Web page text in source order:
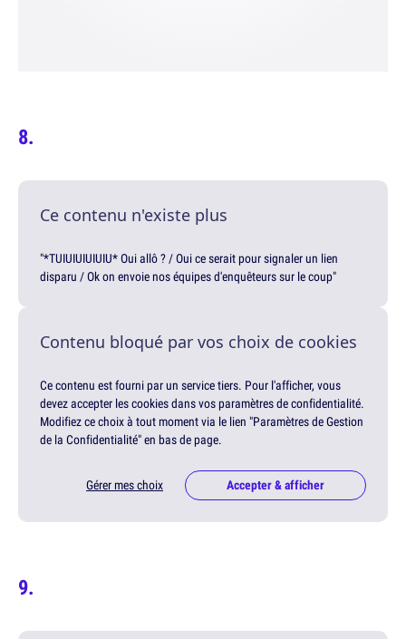
Ce contenu n'existe plus
"*TUIUIUIUIUIU* Oui allô ? / Oui ce serait pour signaler un lien
disparu / Ok on envoie nos équipes d'enquêteurs sur le coup"
Contenu bloqué par vos choix de cookies
Ce contenu est fourni par un service tiers. Pour l'afficher, vous
devez accepter les cookies dans vos paramètres de confidentialité.
Modifiez ce choix à tout moment via le lien "Paramètres de Gestion
de la Confidentialité" en bas de page.
Gérer mes choix Accepter & afficher